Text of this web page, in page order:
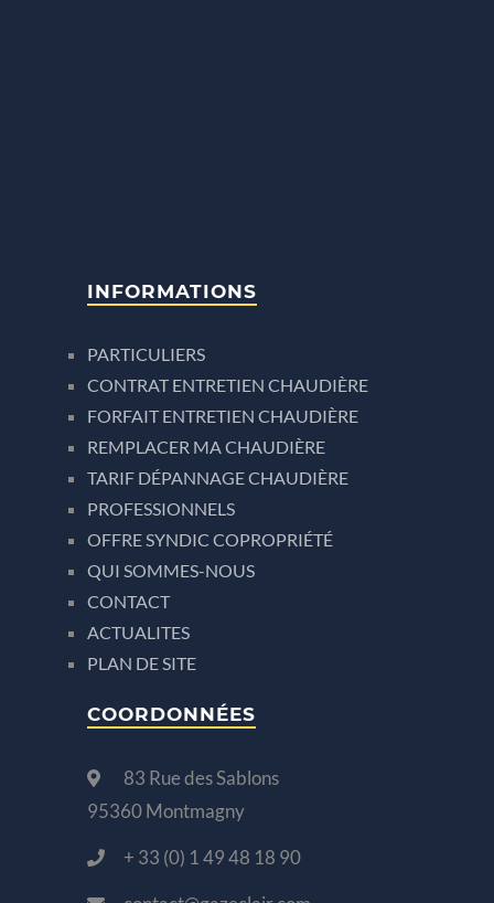
INFORMATIONS
PARTICULIERS
CONTRAT ENTRETIEN CHAUDIÈRE
FORFAIT ENTRETIEN CHAUDIÈRE
REMPLACER MA CHAUDIÈRE
TARIF DÉPANNAGE CHAUDIÈRE
PROFESSIONNELS
OFFRE SYNDIC COPROPRIÉTÉ
QUI SOMMES-NOUS
CONTACT
ACTUALITES
PLAN DE SITE
COORDONNÉES
83 Rue des Sablons
95360 Montmagny
+ 33 (0) 1 49 48 18 90